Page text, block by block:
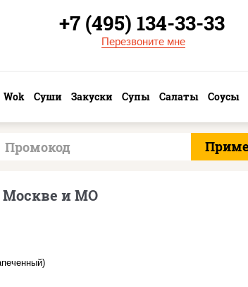
+7 (495) 134-33-33
Перезвоните мне
Wok Суши Закуски Супы Салаты Соусы
Москве и МО